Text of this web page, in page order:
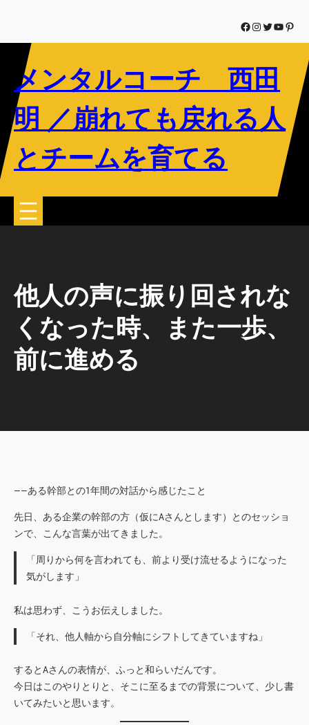
を
Facebook
Instagram
Twitter
YouTube
メンタルコーチ 西田
明 ／崩れても戻れる人
とチームを育てる
他人の声に振り回されな
くなった時、また一歩、
前に進める
――ある幹部との1年間の対話から感じたこと
先日、ある企業の幹部の方（仮にAさんとします）とのセッショ
ンで、こんな言葉が出てきました。
「周りから何を言われても、前より受け流せるようになった
気がします」
私は思わず、こうお伝えしました。
「それ、他人軸から自分軸にシフトしてきていますね」
するとAさんの表情が、ふっと和らいだんです。
今日はこのやりとりと、そこに至るまでの背景について、少し書
いてみたいと思います。